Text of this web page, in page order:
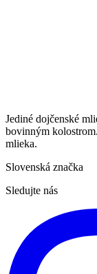
Jediné dojčenské
bovinným
mlieka.
Slovenská značka
Sledujte nás